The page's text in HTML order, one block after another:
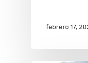
febrero 17,